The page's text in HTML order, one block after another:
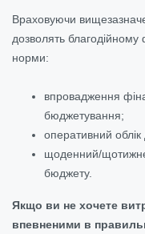
Враховуючи
дозволять
норми:
впровадження
бюджетування;
оперативний облік
щоденний/
бюджету.
Якщо ви не хочете
впевненими в